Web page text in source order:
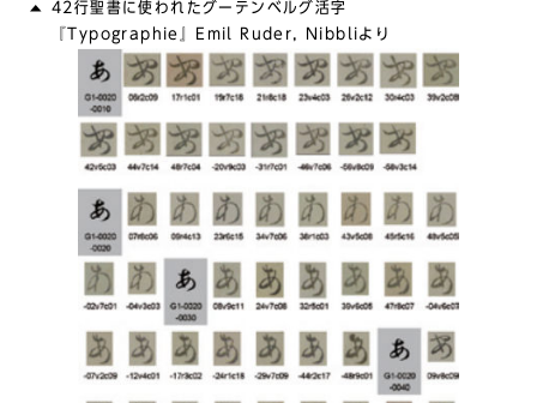
42行聖書に使われたグーテンベルグ活字
『Typographie』Emil Ruder, Nibbliより